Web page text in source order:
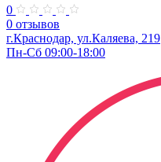
0
0 отзывов
г.Краснодар, ул.Каляева, 219
Пн-Сб 09:00-18:00